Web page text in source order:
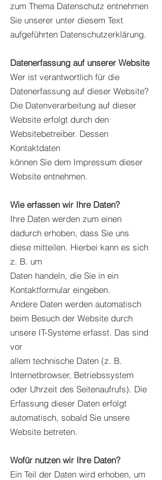
zum Thema Datenschutz entnehmen
Sie unserer unter diesem Text
aufgeführten Datenschutzerklärung.
Datenerfassung auf unserer Website
Wer ist verantwortlich für die
Datenerfassung auf dieser Website?
Die Datenverarbeitung auf dieser
Website erfolgt durch den
Websitebetreiber. Dessen
Kontaktdaten
können Sie dem Impressum dieser
Website entnehmen.
Wie erfassen wir Ihre Daten?
Ihre Daten werden zum einen
dadurch erhoben, dass Sie uns
diese mitteilen. Hierbei kann es sich
z. B. um
Daten handeln, die Sie in ein
Kontaktformular eingeben.
Andere Daten werden automatisch
beim Besuch der Website durch
unsere IT-Systeme erfasst. Das sind
vor
allem technische Daten (z. B.
Internetbrowser, Betriebssystem
oder Uhrzeit des Seitenaufrufs). Die
Erfassung dieser Daten erfolgt
automatisch, sobald Sie unsere
Website betreten.
Wofür nutzen wir Ihre Daten?
Ein Teil der Daten wird erhoben, um